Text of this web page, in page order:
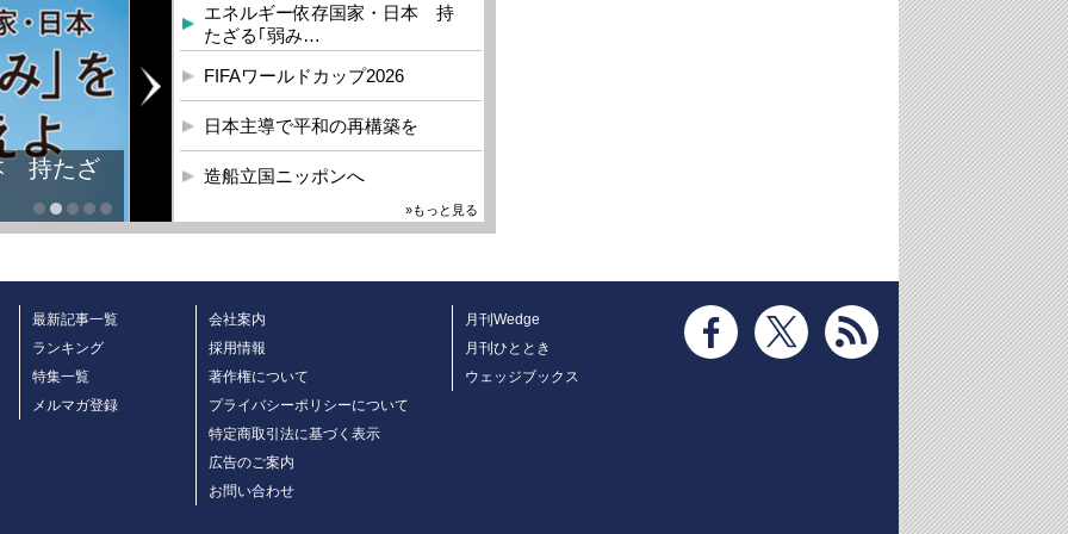
持たざ
エネルギー依存国家・日本 持
たざる｢弱み…
FIFAワールドカップ2026
日本主導で平和の再構築を
造船立国ニッポンへ
»もっと見る
最新記事一覧
ランキング
特集一覧
メルマガ登録
会社案内
採用情報
著作権について
プライバシーポリシーについて
特定商取引法に基づく表示
広告のご案内
お問い合わせ
月刊Wedge
月刊ひととき
ウェッジブックス